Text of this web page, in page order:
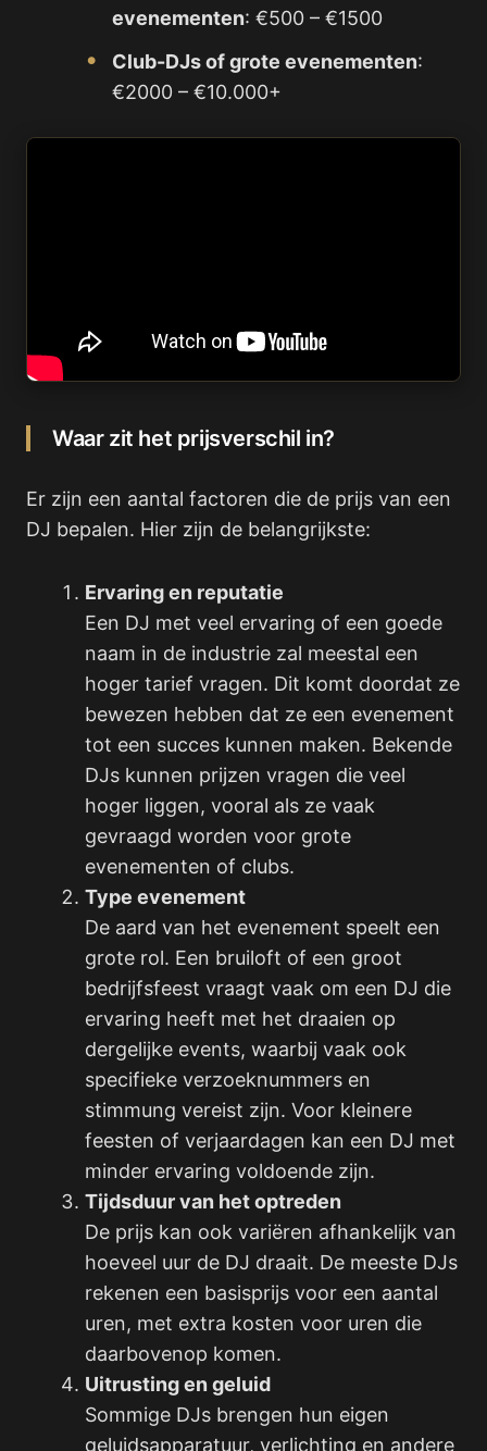
evenementen: €500 – €1500
Club-DJs of grote evenementen:
€2000 – €10.000+
Waar zit het prijsverschil in?
Er zijn een aantal factoren die de prijs van een
DJ bepalen. Hier zijn de belangrijkste:
Ervaring en reputatie
Een DJ met veel ervaring of een goede
naam in de industrie zal meestal een
hoger tarief vragen. Dit komt doordat ze
bewezen hebben dat ze een evenement
tot een succes kunnen maken. Bekende
DJs kunnen prijzen vragen die veel
hoger liggen, vooral als ze vaak
gevraagd worden voor grote
evenementen of clubs.
Type evenement
De aard van het evenement speelt een
grote rol. Een bruiloft of een groot
bedrijfsfeest vraagt vaak om een DJ die
ervaring heeft met het draaien op
dergelijke events, waarbij vaak ook
specifieke verzoeknummers en
stimmung vereist zijn. Voor kleinere
feesten of verjaardagen kan een DJ met
minder ervaring voldoende zijn.
Tijdsduur van het optreden
De prijs kan ook variëren afhankelijk van
hoeveel uur de DJ draait. De meeste DJs
rekenen een basisprijs voor een aantal
uren, met extra kosten voor uren die
daarbovenop komen.
Uitrusting en geluid
Sommige DJs brengen hun eigen
geluidsapparatuur, verlichting en andere